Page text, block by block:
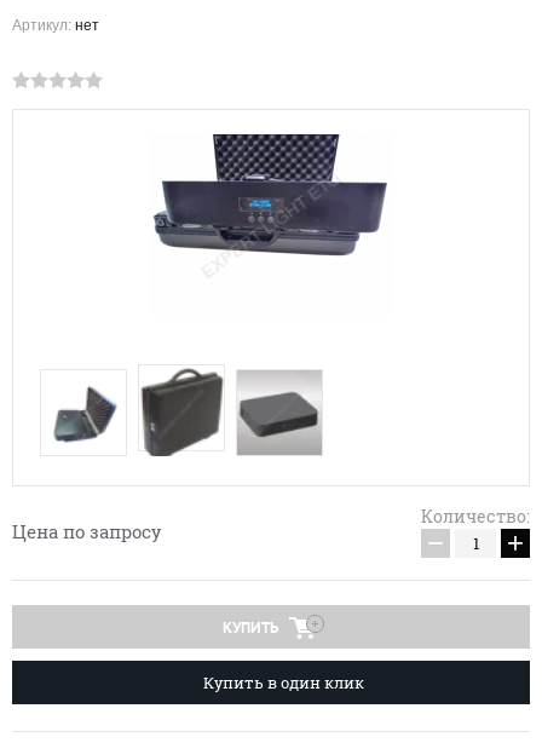
Артикул: нет
Цена по запросу
Количество:
− +
КУПИТЬ
Купить в один клик